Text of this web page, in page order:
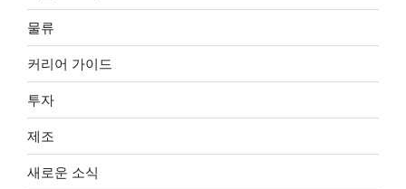
물류
커리어 가이드
투자
제조
새로운 소식